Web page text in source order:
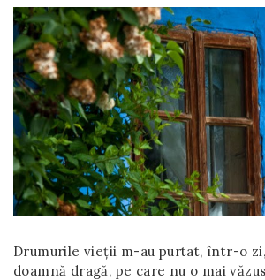
Drumurile vieții m-au purtat, într-o
doamnă dragă, pe care nu o mai